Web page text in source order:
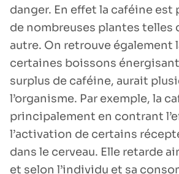
danger. En effet la caféine est
de nombreuses plantes telles
autre. On retrouve également
certaines boissons
surplus de caféine, aurait
l’organisme. Par exemple, la
principalement en contrant
l’activation de certains
dans le cerveau. Elle retarde
et selon l’individu et sa